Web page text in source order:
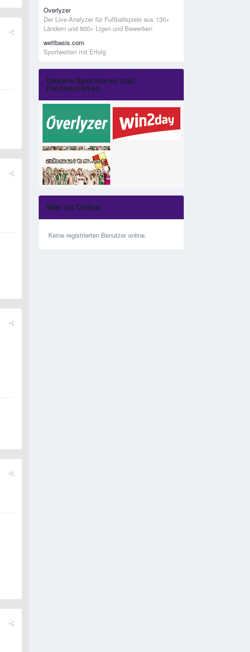
Overlyzer
Der Live-Analyzer für Fußballspiele aus 130+
Ländern und 800+ Ligen und Bewerben
wettbasis.com
Sportwetten mit Erfolg
Unsere Sponsoren und
Partnerseiten
Wer ist Online
Keine registrierten Benutzer online.